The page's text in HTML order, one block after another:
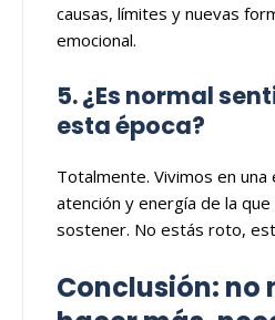
causas, límites y nuevas
emocional.
5. ¿Es normal
esta época?
Totalmente. Vivimos en
atención y energía de la
sostener. No estás roto,
Conclusión: no